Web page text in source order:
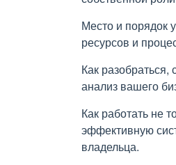
Место и порядок
ресурсов и
Как разобраться,
анализ вашего
Как работать не
эффективную
владельца.